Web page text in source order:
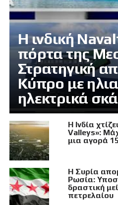
Η ινδική
πόρτα της
Στρατηγική
Κύπρο με
ηλεκτρικά
Η Ινδία
Valleys»:
μια αγορά
Η Συρία
Ρωσία:
δραστική
πετρελαίου